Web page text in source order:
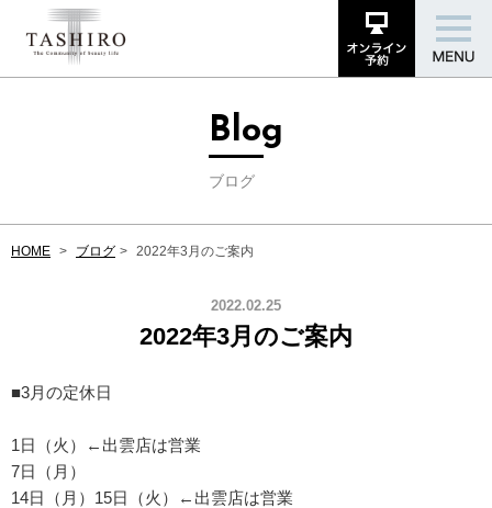
Blog
ブログ
HOME ブログ 2022年3月のご案内
2022.02.25
2022年3月のご案内
■3月の定休日
1日（火）←出雲店は営業
7日（月）
14日（月）15日（火）←出雲店は営業